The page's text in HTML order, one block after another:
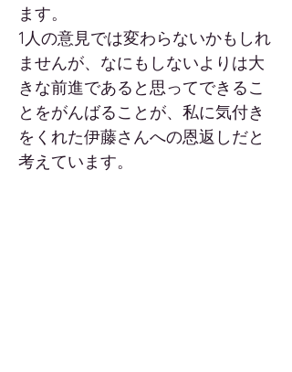
ます。
1人の意見では変わらないかもしれ
ませんが、なにもしないよりは大
きな前進であると思ってできるこ
とをがんばることが、私に気付き
をくれた伊藤さんへの恩返しだと
考えています。